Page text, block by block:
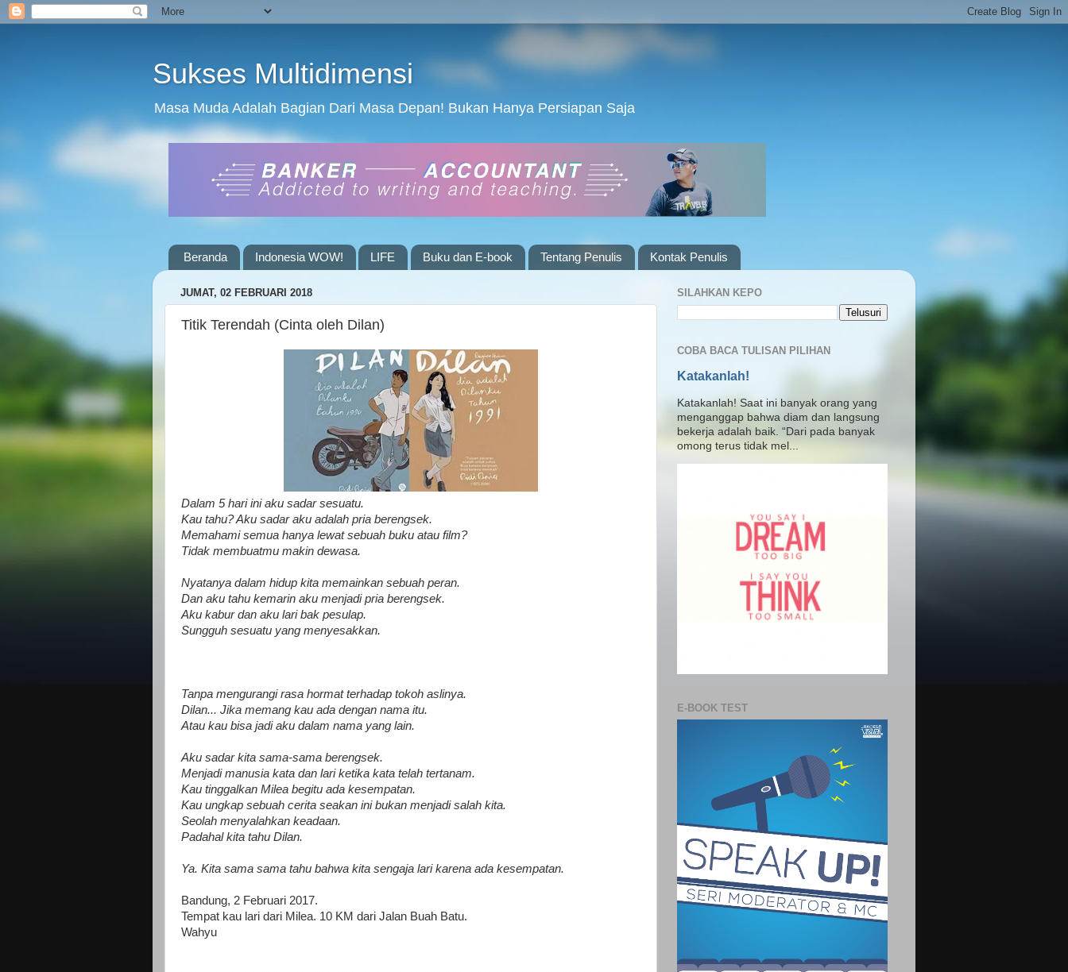
Sukses Multidimensi
Masa Muda Adalah Bagian Dari Masa Depan! Bukan Hanya Persiapan Saja
Beranda Indonesia WOW! LIFE Buku dan E-book Tentang Penulis Kontak Penulis
JUMAT, 02 FEBRUARI 2018
Titik Terendah (Cinta oleh Dilan)
Dalam 5 hari ini aku sadar sesuatu.
Kau tahu? Aku sadar aku adalah pria berengsek.
Memahami semua hanya lewat sebuah buku atau film?
Tidak membuatmu makin dewasa.
Nyatanya dalam hidup kita memainkan sebuah peran.
Dan aku tahu kemarin aku menjadi pria berengsek.
Aku kabur dan aku lari bak pesulap.
Sungguh sesuatu yang menyesakkan.
Tanpa mengurangi rasa hormat terhadap tokoh aslinya.
Dilan... Jika memang kau ada dengan nama itu.
Atau kau bisa jadi aku dalam nama yang lain.
Aku sadar kita sama-sama berengsek.
Menjadi manusia kata dan lari ketika kata telah tertanam.
Kau tinggalkan Milea begitu ada kesempatan.
Kau ungkap sebuah cerita seakan ini bukan menjadi salah kita.
Seolah menyalahkan keadaan.
Padahal kita tahu Dilan.
Ya. Kita sama sama tahu bahwa kita sengaja lari karena ada kesempatan.
Bandung, 2 Februari 2017.
Tempat kau lari dari Milea. 10 KM dari Jalan Buah Batu.
Wahyu
SILAHKAN KEPO
COBA BACA TULISAN PILIHAN
Katakanlah!
Katakanlah! Saat ini banyak orang yang
menganggap bahwa diam dan langsung
bekerja adalah baik. “Dari pada banyak
omong terus tidak mel...
E-BOOK TEST